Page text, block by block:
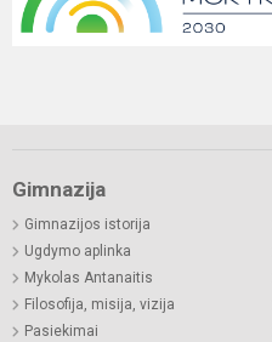
Gimnazija
Gimnazijos istorija
Ugdymo aplinka
Mykolas Antanaitis
Filosofija, misija, vizija
Pasiekimai